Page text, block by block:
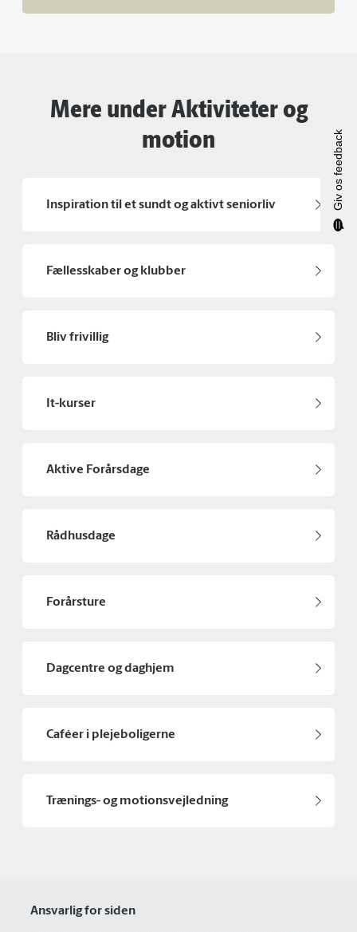
Mere under Aktiviteter og
motion
Inspiration til et sundt og aktivt seniorliv
Fællesskaber og klubber
Bliv frivillig
It-kurser
Aktive Forårsdage
Rådhusdage
Forårsture
Dagcentre og daghjem
Caféer i plejeboligerne
Trænings- og motionsvejledning
Ansvarlig for siden
Giv os feedback